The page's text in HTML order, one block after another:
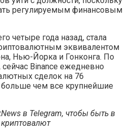
регулируемым финансовым
четыре года назад, стала
эквивалентом
Нью-Йорка и Гонконга. По
Binance ежедневно
сделок на 76
чем все крупнейшие
в Telegram, чтобы быть в